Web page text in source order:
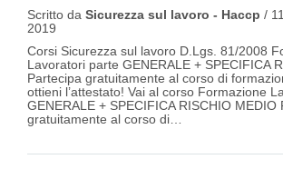
Scritto da Sicurezza sul lavoro - Haccp /
2019
Corsi Sicurezza sul lavoro D.Lgs. 81/2008
Lavoratori parte GENERALE + SPECIFICA
Partecipa gratuitamente al corso di
ottieni l’attestato! Vai al corso Formazione
GENERALE + SPECIFICA RISCHIO MEDIO
gratuitamente al corso di…